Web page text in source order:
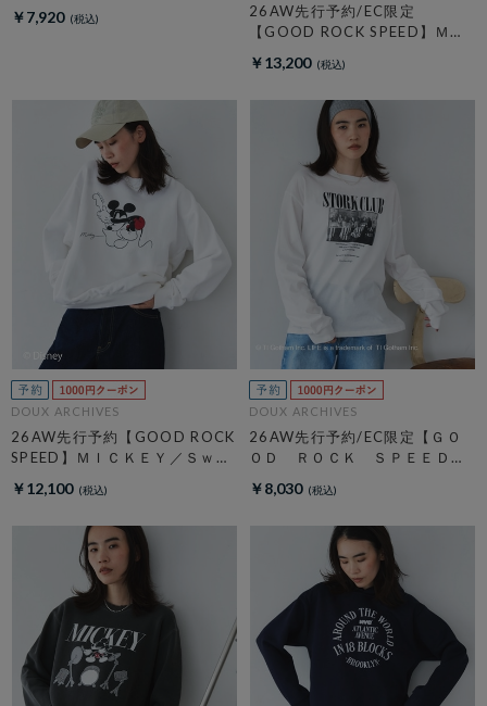
￥7,920
26AW先行予約/EC限定
【GOOD ROCK SPEED】ＭＩ
￥13,200
DOUX ARCHIVES
26AW先行予約【GOOD ROCK
SPEED】ＭＩＣＫＥＹ／Ｓｗｅ
￥12,100
DOUX ARCHIVES
26AW先行予約/EC限定【ＧＯ
ＯＤ ＲＯＣＫ ＳＰＥＥＤ】
ＥＥ
￥8,030